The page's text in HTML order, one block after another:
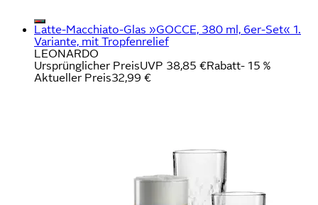
Latte-Macchiato-Glas »GOCCE, 380 ml, 6er-Set« 1.
Variante, mit Tropfenrelief
LEONARDO
Ursprünglicher PreisUVP 38,85 €Rabatt- 15 %
Aktueller Preis32,99 €